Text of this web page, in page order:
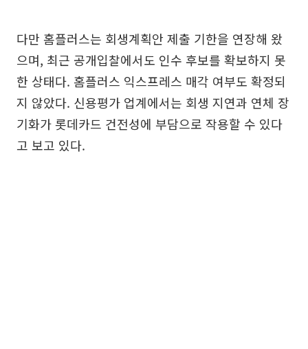
다만 홈플러스는 회생계획안 제출 기한을 연장해 왔
으며, 최근 공개입찰에서도 인수 후보를 확보하지 못
한 상태다. 홈플러스 익스프레스 매각 여부도 확정되
지 않았다. 신용평가 업계에서는 회생 지연과 연체 장
기화가 롯데카드 건전성에 부담으로 작용할 수 있다
고 보고 있다.